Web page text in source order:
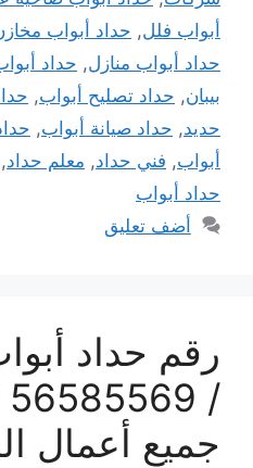
أبواب فلل, حداد أبواب
حداد أبواب منازل, حداد
بيبان, حداد تصليح أبواب,
حديد, حداد صيانة أبواب,
أبواب, فني حداد, معلم حداد,
حداد أبواب
أضف تعليق
رقم حداد
جميع أعمال